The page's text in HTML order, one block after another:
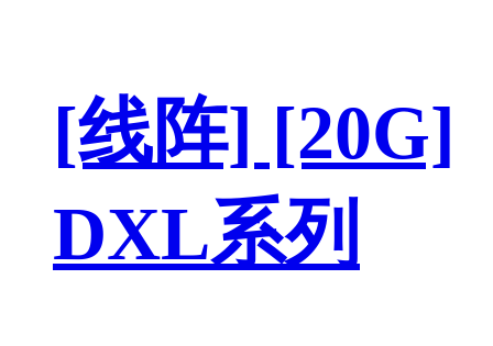
[线阵] [20G]
DXL系列